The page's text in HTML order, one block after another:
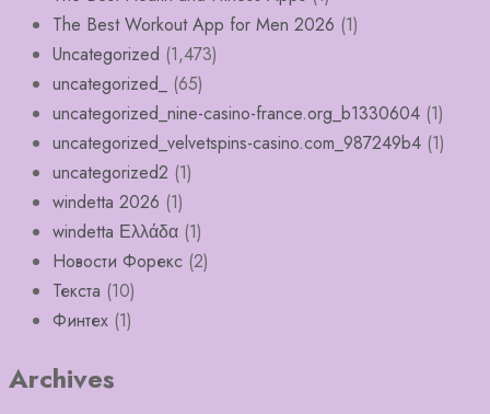
The Best Workout App for Men 2026 (1)
Uncategorized (1,473)
uncategorized_
(65)
uncategorized_nine-casino-france.org_b1330604 (1)
uncategorized_velvetspins-casino.com_987249b4 (1)
uncategorized2 (1)
windetta 2026 (1)
windetta Ελλάδα (1)
Новости Форекс (2)
Текста (10)
Финтех (1)
Archives